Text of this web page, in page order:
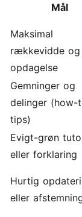
Mål
Maksimal
rækkevidde og
opdagelse
Gemninger og
delinger (how-
tips)
Evigt-grøn
eller forklaring
Hurtig
eller